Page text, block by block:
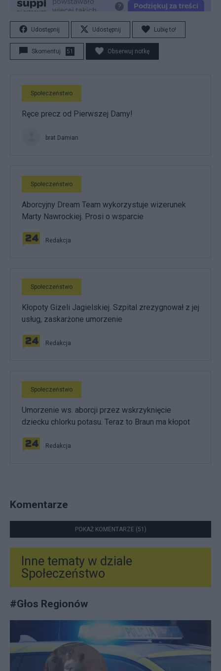
Udostępnij Udostępnij Lubię to!
Skomentuj 51 Obserwuj notkę
Społeczeństwo
Ręce precz od Pierwszej Damy!
brat Damian
Społeczeństwo
Aborcyjny Dream Team wykorzystuje wizerunek
Marty Nawrockiej. Prosi o wsparcie
Redakcja
Społeczeństwo
Kłopoty Gizeli Jagielskiej. Szpital zrezygnował z jej
usług, zaskarżone umorzenie
Redakcja
Społeczeństwo
Umorzenie ws. aborcji przez wskrzyknięcie
dziecku chlorku potasu. Teraz to Braun ma kłopot
Redakcja
Komentarze
POKAŻ KOMENTARZE (51)
Inne tematy w dziale
Społeczeństwo
#Głos Regionów